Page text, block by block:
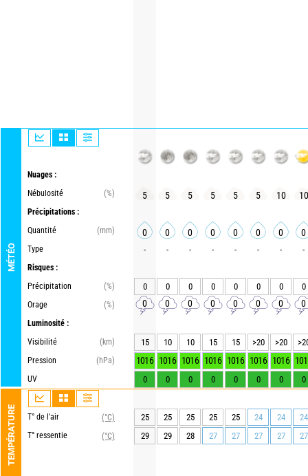
MÉTÉO
Nuages :
Nébulosité
(%)
Précipitations :
Quantité
(mm)
Type
Risques :
Précipitation
(%)
Orage
(%)
Luminosité :
Visibilité
(km)
Pression
(hPa)
UV
TEMPÉRATURE T° de l'air
(°C)
T° ressentie
(°C)
5 5 5 5 5 5 10 10
0 0 0 0 0 0 0 0
- - - - - - - -
0 0 0 0 0 0 0 0
0 0 0 0 0 0 0 0
15 10 10 15 15 >20 >20
1016 1016 1016 1016 1016 1016 1016
0 0 0 0 0 0 0 0
25 25 25 25 25 24 24
24
29
29 28 27 27 27 27 27